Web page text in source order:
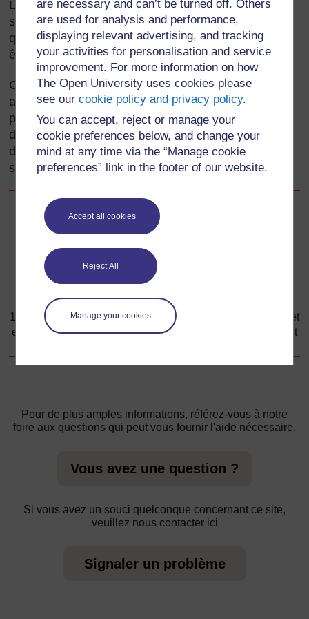
are necessary and can’t be turned off. Others
are used for analysis and performance,
displaying relevant advertising, and tracking
your activities for personalisation and service
improvement. For more information on how
The Open University uses cookies please
see ourcookie policy and privacy policy.
You can accept, reject or manage your
cookie preferences below, and change your
mind at any time via the “Manage cookie
preferences” link in the footer of our website.
Accept all cookies
Reject All
Manage your cookies
Lorsque vous enseignez des sciences humaines et
sociales, vous devez à tout moment répondre à des
questions sur la diversité et les similitudes entre les
êtres humains.
Cette section vous permettra d’apprendre comment
aider vos élèves à comparer les styles de vie et les
pratiques économiques dans divers contextes et
différentes cultures. Elle vous aidera à accroître
d'importantes capacités d'analyse pour les études
sociales pour vous et vos élèves.
Précédent
Précédent
Ressource 6: Les côtes érodées du Togo
Suivant
Suivant
1. Explorer les similarités et différences entre les endroits et
entre les personnes, la manière dont ils vivent et travaillent
Pour de plus amples informations, référez-vous à notre
foire aux questions qui peut vous fournir l'aide nécessaire.
Vous avez une question ?
Si vous avez un souci quelconque concernant ce site,
veuillez nous contacter ici
Signaler un problème